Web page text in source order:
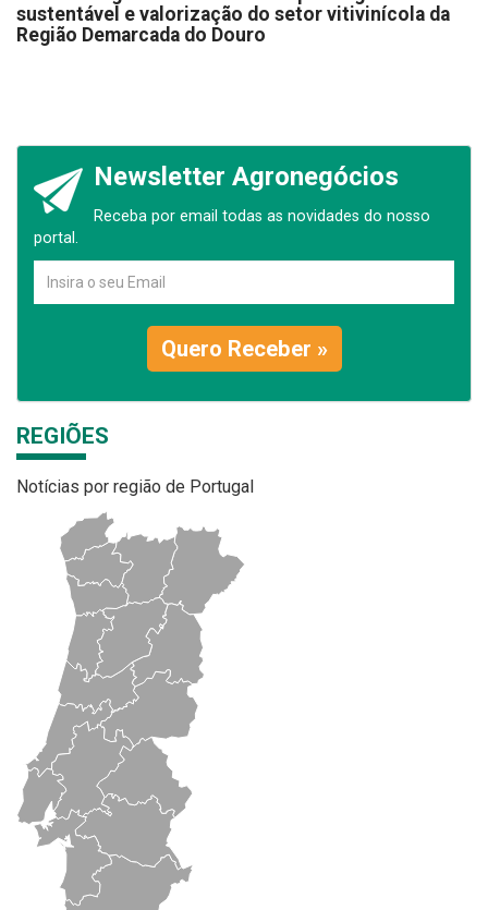
sustentável e valorização do setor vitivinícola da
Região Demarcada do Douro
Newsletter Agronegócios
Receba por email todas as novidades do nosso
portal.
Quero Receber »
REGIÕES
Notícias por região de Portugal